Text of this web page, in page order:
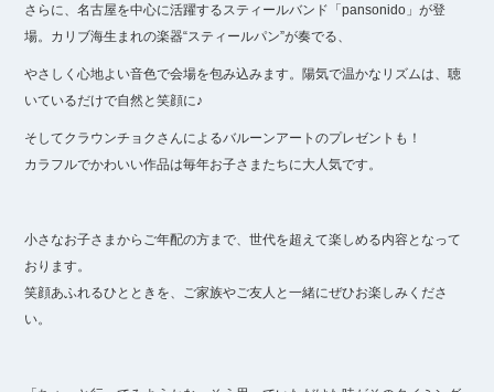
さらに、名古屋を中心に活躍するスティールバンド「pansonido」が登
場。カリブ海生まれの楽器“スティールパン”が奏でる、
やさしく心地よい音色で会場を包み込みます。陽気で温かなリズムは、聴
いているだけで自然と笑顔に♪
そしてクラウンチョクさんによるバルーンアートのプレゼントも！
カラフルでかわいい作品は毎年お子さまたちに大人気です。
小さなお子さまからご年配の方まで、世代を超えて楽しめる内容となって
おります。
笑顔あふれるひとときを、ご家族やご友人と一緒にぜひお楽しみくださ
い。